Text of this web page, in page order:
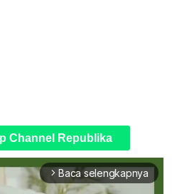
Channel Republika
arrow_forward_ios Baca selengkapnya